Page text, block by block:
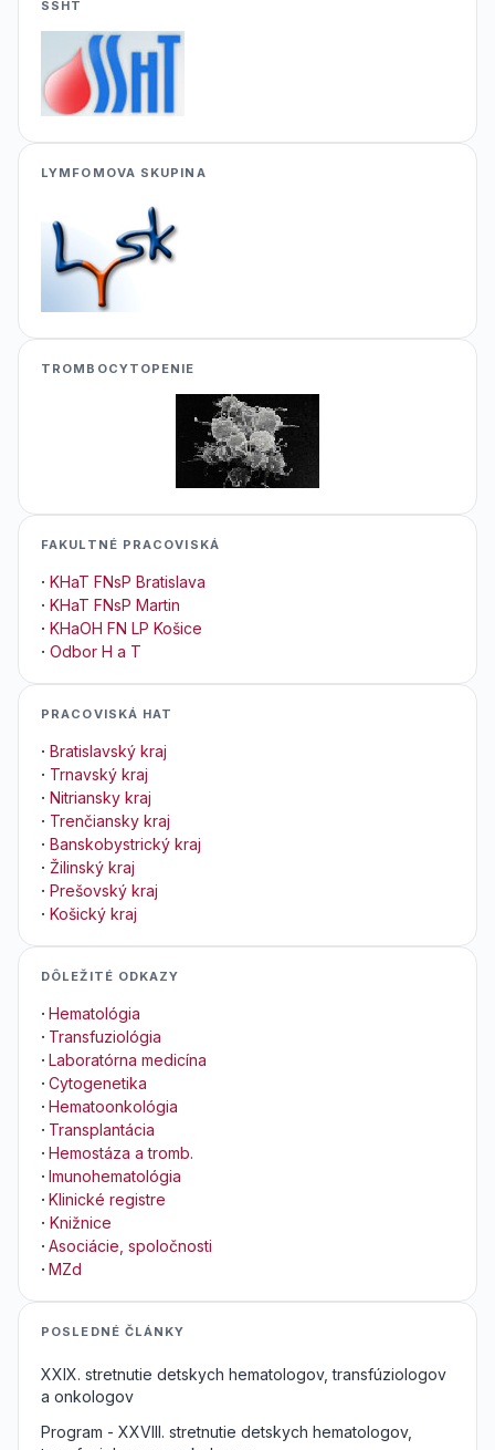
SSHT
LYMFOMOVA SKUPINA
TROMBOCYTOPENIE
FAKULTNÉ PRACOVISKÁ
· KHaT FNsP Bratislava
· KHaT FNsP Martin
· KHaOH FN LP Košice
· Odbor H a T
PRACOVISKÁ HAT
· Bratislavský kraj
· Trnavský kraj
· Nitriansky kraj
· Trenčiansky kraj
· Banskobystrický kraj
· Žilinský kraj
· Prešovský kraj
· Košický kraj
DÔLEŽITÉ ODKAZY
· Hematológia
· Transfuziológia
· Laboratórna medicína
· Cytogenetika
· Hematoonkológia
· Transplantácia
· Hemostáza a tromb.
· Imunohematológia
· Klinické registre
· Knižnice
· Asociácie, spoločnosti
· MZd
POSLEDNÉ ČLÁNKY
XXIX. stretnutie detskych hematologov, transfúziologov
a onkologov
Program - XXVIII. stretnutie detskych hematologov,